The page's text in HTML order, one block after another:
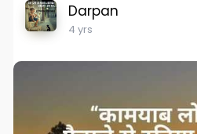
Darpan
4 yrs